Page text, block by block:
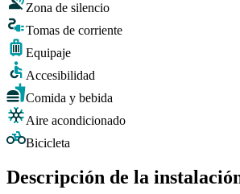
Zona de silencio
Tomas de corriente
Equipaje
Accesibilidad
Comida y bebida
Aire acondicionado
Bicicleta
Descripción de la